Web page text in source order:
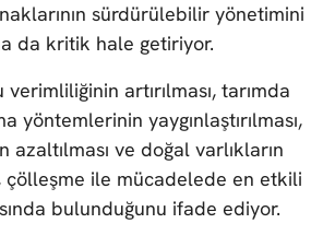
sürdürülebilir yönetimini
da kritik hale getiriyor.
artırılması, tarımda
yöntemlerinin yaygınlaştırılması,
azaltılması ve doğal varlıkların
çölleşme ile mücadelede en etkili
bulunduğunu ifade ediyor.